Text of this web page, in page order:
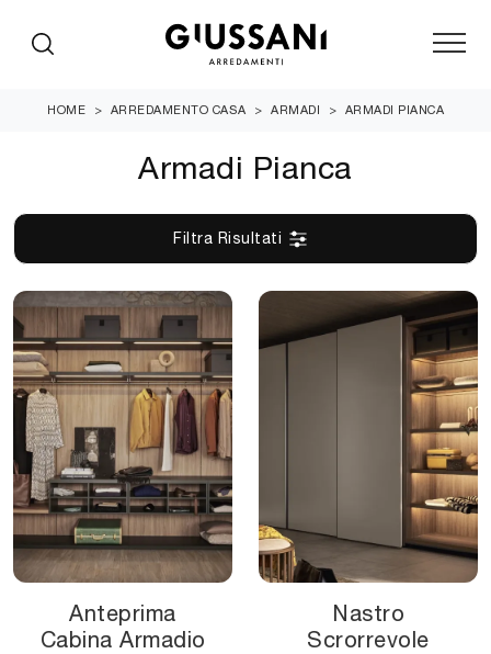
HOME > ARREDAMENTO CASA > ARMADI > ARMADI PIANCA
Armadi Pianca
Filtra Risultati
Anteprima
Cabina Armadio
Nastro
Scrorrevole